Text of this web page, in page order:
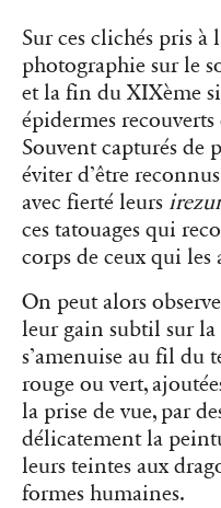
Sur ces clichés pris à
photographie sur le
et la fin du XIXème
épidermes recouverts
Souvent capturés de
éviter d’être
avec fierté leurs
ces tatouages qui
corps de ceux qui les
On peut alors
leur gain subtil sur la
s’amenuise au fil du
rouge ou vert,
la prise de vue, par
délicatement la
leurs teintes aux
formes humaines.